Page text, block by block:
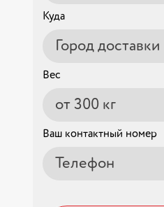
Куда
Вес
Ваш контактный номер